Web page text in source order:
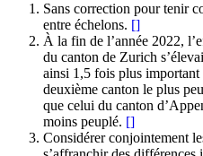
Sans correction pour tenir
entre échelons. []
À la fin de l’année 2022,
du canton de Zurich
ainsi 1,5 fois plus
deuxième canton le plus
que celui du canton
moins peuplé. []
Considérer conjointement